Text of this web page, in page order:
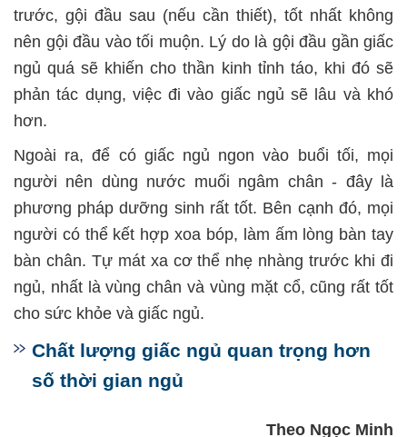
trước, gội đầu sau (nếu cần thiết), tốt nhất không
nên gội đầu vào tối muộn. Lý do là gội đầu gần giấc
ngủ quá sẽ khiến cho thần kinh tỉnh táo, khi đó sẽ
phản tác dụng, việc đi vào giấc ngủ sẽ lâu và khó
hơn.
Ngoài ra, để có giấc ngủ ngon vào buổi tối, mọi
người nên dùng nước muối ngâm chân - đây là
phương pháp dưỡng sinh rất tốt. Bên cạnh đó, mọi
người có thể kết hợp xoa bóp, làm ấm lòng bàn tay
bàn chân. Tự mát xa cơ thể nhẹ nhàng trước khi đi
ngủ, nhất là vùng chân và vùng mặt cổ, cũng rất tốt
cho sức khỏe và giấc ngủ.
Chất lượng giấc ngủ quan trọng hơn
số thời gian ngủ
Theo Ngọc Minh